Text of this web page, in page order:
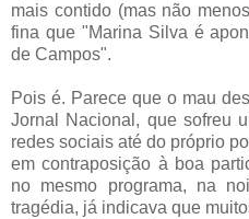
mais contido (mas não
fina que "Marina Silva é
de Campos".
Pois é. Parece que o mau
Jornal Nacional, que sofreu
redes sociais até do próprio
em contraposição à boa
no mesmo programa, na
tragédia, já indicava que